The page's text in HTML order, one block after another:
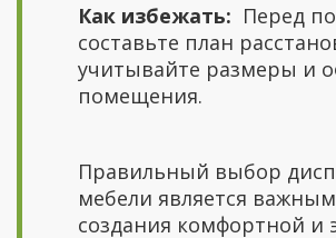
Как избежать: Перед
составьте план
учитывайте размеры и
помещения.
Правильный выбор
мебели является
создания комфортной и